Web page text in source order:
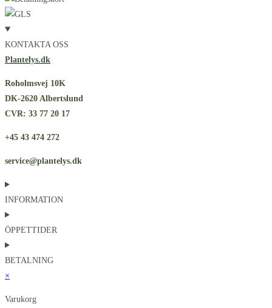
KONTAKTA OSS
Plantelys.dk
Roholmsvej 10K
DK-2620 Albertslund
CVR: 33 77 20 17
+45 43 474 272
service@plantelys.dk
INFORMATION
ÖPPETTIDER
BETALNING
×
Varukorg